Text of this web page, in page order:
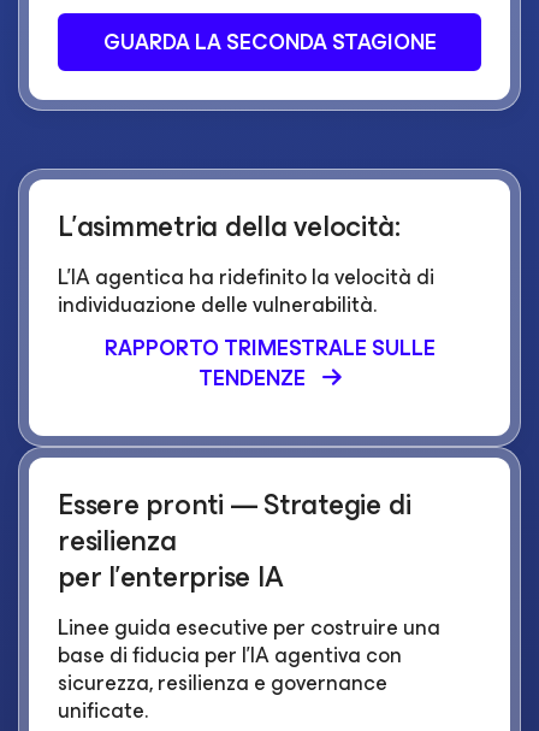
GUARDA LA SECONDA STAGIONE
L'asimmetria della velocità:
L'IA agentica ha ridefinito la velocità di
individuazione delle vulnerabilità.
RAPPORTO TRIMESTRALE SULLE
TENDENZE
Essere pronti — Strategie di
resilienza
per l'enterprise IA
Linee guida esecutive per costruire una
base di fiducia per l'IA agentiva con
sicurezza, resilienza e governance
unificate.